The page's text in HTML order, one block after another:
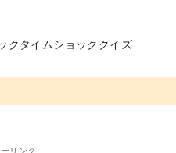
クタイムショッククイズ
リンク